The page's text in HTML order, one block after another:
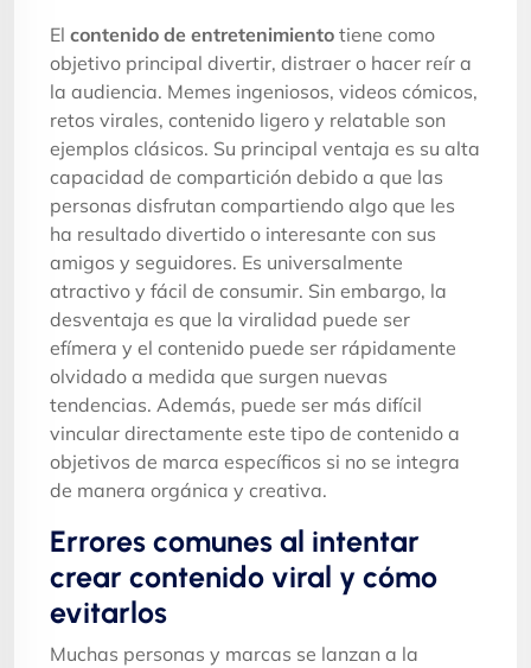
El contenido de entretenimiento tiene como
objetivo principal divertir, distraer o hacer reír a
la audiencia. Memes ingeniosos, videos cómicos,
retos virales, contenido ligero y relatable son
ejemplos clásicos. Su principal ventaja es su alta
capacidad de compartición debido a que las
personas disfrutan compartiendo algo que les
ha resultado divertido o interesante con sus
amigos y seguidores. Es universalmente
atractivo y fácil de consumir. Sin embargo, la
desventaja es que la viralidad puede ser
efímera y el contenido puede ser rápidamente
olvidado a medida que surgen nuevas
tendencias. Además, puede ser más difícil
vincular directamente este tipo de contenido a
objetivos de marca específicos si no se integra
de manera orgánica y creativa.
Errores comunes al intentar
crear contenido viral y cómo
evitarlos
Muchas personas y marcas se lanzan a la